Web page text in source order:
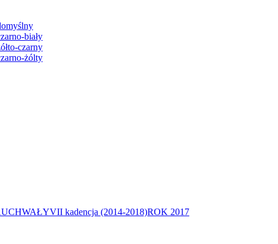
UCHWAŁYVII kadencja (2014-2018)ROK 2017